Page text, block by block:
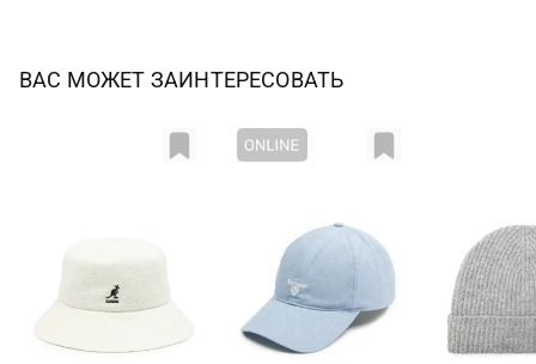
ВАС МОЖЕТ ЗАИНТЕРЕСОВАТЬ